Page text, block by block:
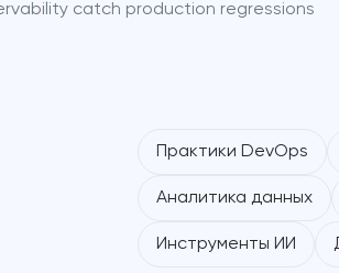
catch production regressions
Практики DevOps
Аналитика данных
Инструменты ИИ